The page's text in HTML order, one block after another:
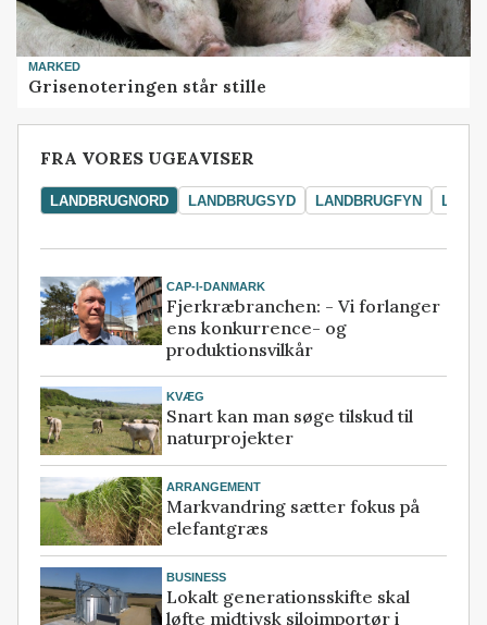
MARKED
Grisenoteringen står stille
FRA VORES UGEAVISER
LANDBRUGNORD LANDBRUGSYD LANDBRUGFYN
CAP-I-DANMARK
Fjerkræbranchen: - Vi forlanger
ens konkurrence- og
produktionsvilkår
KVÆG
Snart kan man søge tilskud til
naturprojekter
ARRANGEMENT
Markvandring sætter fokus på
elefantgræs
BUSINESS
Lokalt generationsskifte skal
løfte midtjysk siloimportør i